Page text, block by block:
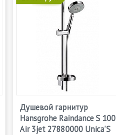
Душевой гарнитур
Hansgrohe Raindance S 100
Air 3jet 27880000 Unica'S